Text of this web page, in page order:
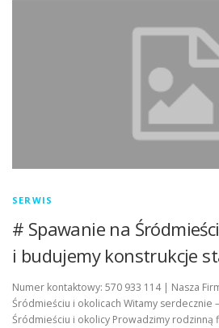
SERWIS
# Spawanie na
i budujemy konstrukcje
Numer kontaktowy: 570 933 114 | Nasza
Śródmieściu i okolicach Witamy serdecznie
Śródmieściu i okolicy Prowadzimy rodzinną